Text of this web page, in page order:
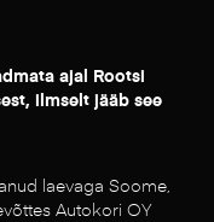
ajal Rootsi
ilmselt jääb see
laevaga Soome,
Autokori OY